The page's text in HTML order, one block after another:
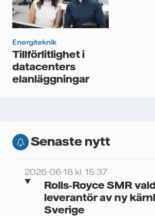
Energiteknik
Tillförlitlighet i
datacenters
elanläggningar
Senaste nytt
2026-06-18 kl. 15:37
Rolls‑Royce SMR
leverantör av ny
Sverige